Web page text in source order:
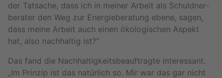
der Tat­sa­che, dass ich in mei­ner Ar­beit als Schuld­ner­
be­ra­ter den Weg zur En­er­gie­be­ra­tung ebene, sagen,
dass meine Ar­beit auch einen öko­lo­gi­schen As­pekt
hat, also nach­hal­tig ist?“
Das fand die Nach­hal­tig­keits­be­auf­trag­te in­ter­es­sant.
„Im Prin­zip ist das na­tür­lich so. Mir war das gar nicht